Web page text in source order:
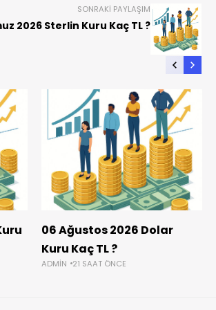
SONRAKI PAYLAŞIM
2026 Sterlin Kuru Kaç TL ?
06 Ağustos 2026 Dolar
Kuru Kaç TL ?
ADMIN 21 SAAT ÖNCE